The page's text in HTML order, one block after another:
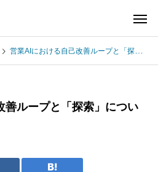
営業AIにおける自己改善ループと「探索」について
善ループと「探索」につい